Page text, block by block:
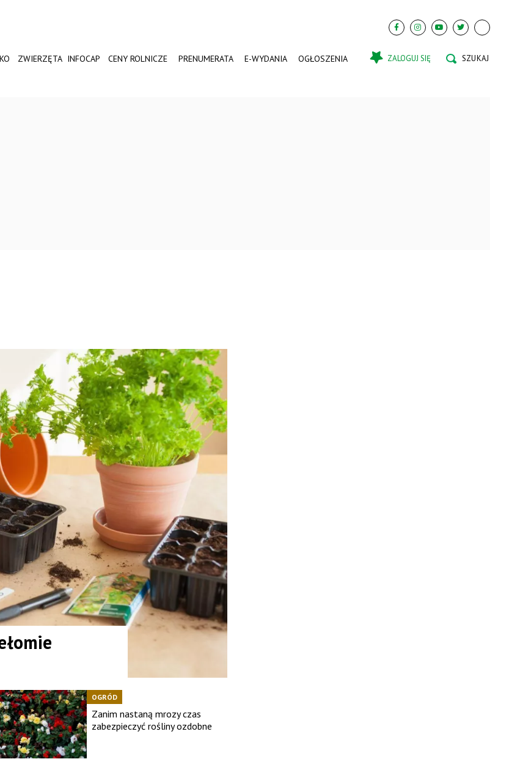
ZWIERZĘTA INFOCAP CENY ROLNICZE PRENUMERATA E-WYDANIA OGŁOSZENIA ZALOGUJ SIĘ
OGRÓD
Zanim nastaną mrozy czas
zabezpieczyć rośliny ozdobne